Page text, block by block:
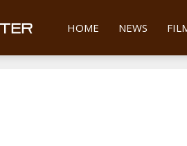
Filmfutter
HOME NEWS